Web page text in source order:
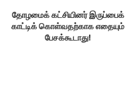
தோழமைக் கட்சியினர் இருப்பைக்
காட்டிக் கொள்வதற்காக எதையும்
பேசக்கூடாது!